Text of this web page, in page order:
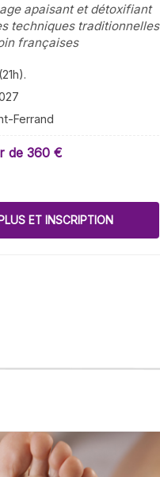
apaisant et détoxifiant
techniques traditionnelles
françaises
Ferrand
de 360 €
ET INSCRIPTION